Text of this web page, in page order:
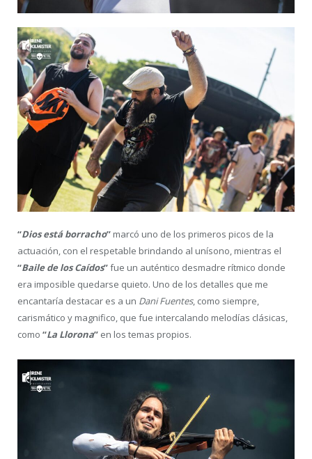
“Dios está borracho” marcó uno de los primeros picos de la
actuación, con el respetable brindando al unísono, mientras el
“Baile de los Caídos”fue un auténtico desmadre rítmico donde
era imposible quedarse quieto. Uno de los detalles que me
encantaría destacar es a un Dani Fuentes, como siempre,
carismático y magnifico, que fue intercalando melodías clásicas,
como “La Llorona” en los temas propios.